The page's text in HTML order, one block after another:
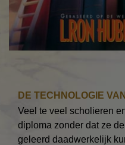
DE TECHNOLOGIE
Veel te veel scholieren
diploma zonder dat ze
geleerd daadwerkelijk